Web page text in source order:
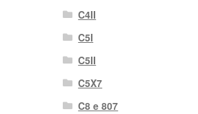
C4II
C5I
C5II
C5X7
C8 e 807